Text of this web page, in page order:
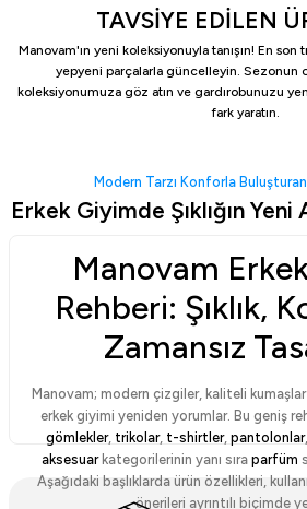
TAVSİYE EDİLEN
Manovam'ın yeni koleksiyonuyla tanışın! En
yepyeni parçalarla güncelleyin. Sezonun
koleksiyonumuza göz atın ve gardırobunuzu
fark yaratın.
Beyaz Tişört | Manovam
599,00 TL
Siyah Tişört
599,00 TL
Hediye Kutusu
Tükendi
Paslanmaz Çelik İnce
329,00 TL
Sepette279,65 TL
Modern Tarzı Konforla
Erkek Giyimde Şıklığın
Manovam
Rehberi: Şıklık,
Zamansız
Manovam; modern çizgiler, kaliteli
erkek giyimi yeniden yorumlar. Bu geniş
gömlekler, trikolar, t-shirtler, pantolonlar,
aksesuarkategorilerinin yanı sıra parfüm
Aşağıdaki başlıklarda ürün özellikleri,
önerileri ayrıntılı biçimde